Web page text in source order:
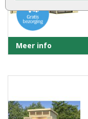
Meer info